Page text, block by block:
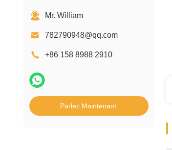
Mr. William
782790948@qq.com
+86 158 8988 2910
Parlez Maintenant.